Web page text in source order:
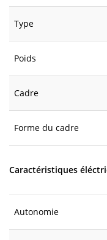
Type
Poids
Cadre
Forme du cadre
Caractéristiques
Autonomie